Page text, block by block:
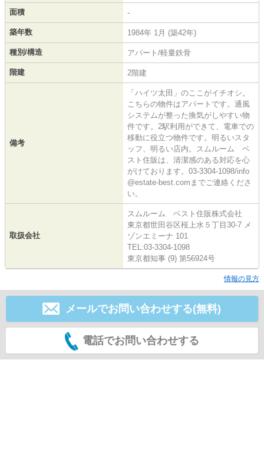
面積 -
築年数 1984年 1月 (築42年)
種別/構造 アパート/軽量鉄骨
階建 2階建
備考
「ハイツ太田」のここがイチオシ。
こちらの物件はアパートです。通風
システムが整った換気がしやすい物
件です。2駅利用ができて、電車での
移動に役立つ物件です。明るいスタ
ッフ、明るい店内。スムルーム ベ
スト住販は、清潔感のある対応を心
がけております。03-3304-1098/info
@estate-best.comまでご連絡くださ
い。
取扱会社
スムルーム ベスト住販株式会社
東京都世田谷区桜上水５丁目30-7 メ
ゾンエミーナ 101
TEL:03-3304-1098
東京都知事 (9) 第56924号
情報の見方
メールでお問い合わせする(無料)
電話でお問い合わせする